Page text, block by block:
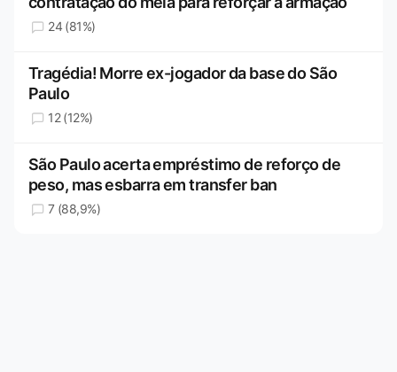
24 (81%)
Tragédia! Morre ex-jogador da base do São
Paulo
12 (12%)
São Paulo acerta empréstimo de reforço de
peso, mas esbarra em transfer ban
7 (88,9%)